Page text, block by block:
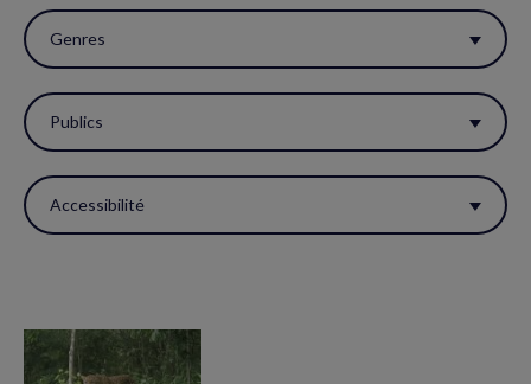
la
page.
Genres
Publics
Accessibilité